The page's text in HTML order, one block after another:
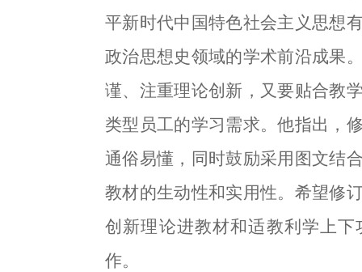
平新时代中国特色社会主义思想
政治思想史领域的学术前沿成果
谨、注重理论创新，又要贴合教
类型员工的学习需求。他指出，
通俗易懂，同时鼓励采用图文结
教材的生动性和实用性。希望修
创新理论进教材和适教利学上
作。